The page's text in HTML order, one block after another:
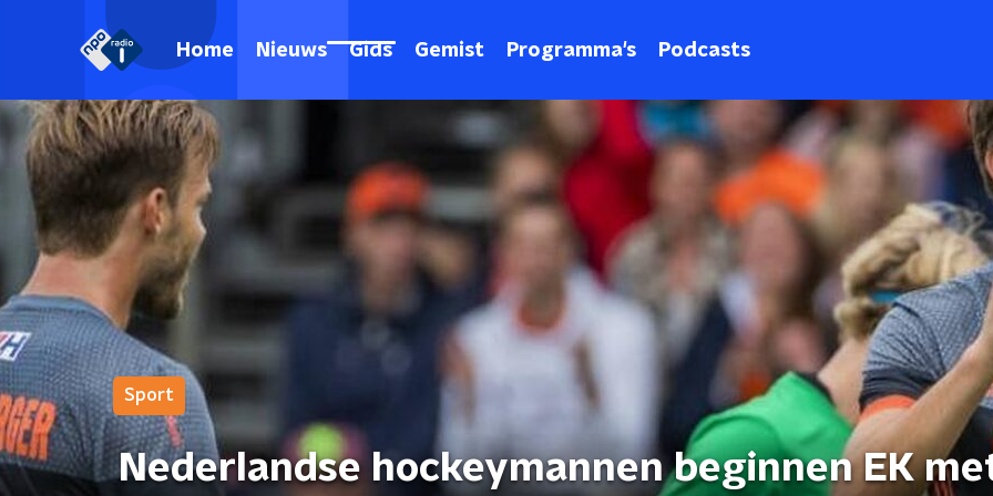
Home Nieuws Gids Gemist Programma's Podcasts
Sport
Nederlandse hockeymannen beginnen EK